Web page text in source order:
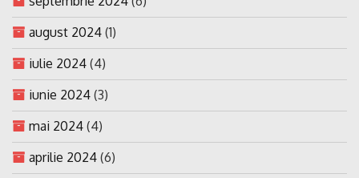
august 2024 (1)
iulie 2024 (4)
iunie 2024 (3)
mai 2024 (4)
aprilie 2024 (6)